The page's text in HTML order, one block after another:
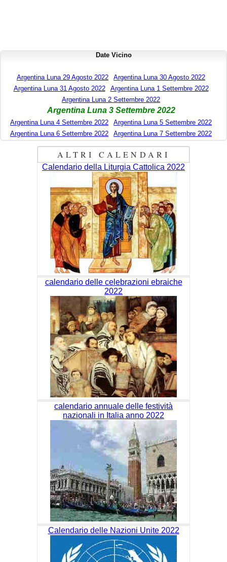
Date Vicino
Argentina Luna 29 Agosto 2022
Argentina Luna 30 Agosto 2022
Argentina Luna 31 Agosto 2022
Argentina Luna 1 Settembre 2022
Argentina Luna 2 Settembre 2022
Argentina Luna 3 Settembre 2022
Argentina Luna 4 Settembre 2022
Argentina Luna 5 Settembre 2022
Argentina Luna 6 Settembre 2022
Argentina Luna 7 Settembre 2022
ALTRI CALENDARI
Calendario della Liturgia Cattolica 2022
calendario delle celebrazioni ebraiche
2022
calendario annuale delle festività
nazionali in Italia anno 2022
Calendario delle Nazioni Unite 2022